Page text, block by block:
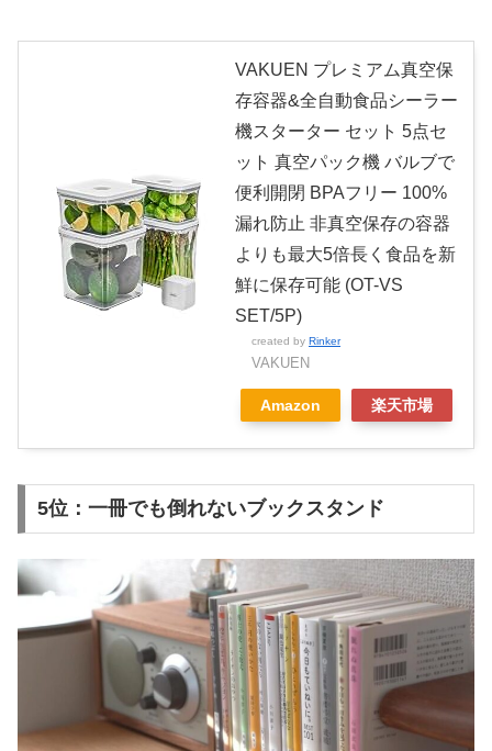
VAKUEN プレミアム真空保
存容器&全自動食品シーラー
機スターター セット 5点セ
ット 真空パック機 バルブで
便利開閉 BPAフリー 100%
漏れ防止 非真空保存の容器
よりも最大5倍長く食品を新
鮮に保存可能 (OT-VS
SET/5P)
created by Rinker
VAKUEN
Amazon 楽天市場
5位：一冊でも倒れないブックスタンド